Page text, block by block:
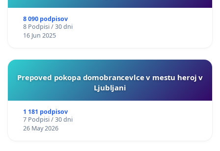
8 090 podpisov
8 Podpisi / 30 dni
16 Jun 2025
Prepoved pokopa domobrancevlce v mestu heroj v
Ljubljani
1 181 podpisov
7 Podpisi / 30 dni
26 May 2026